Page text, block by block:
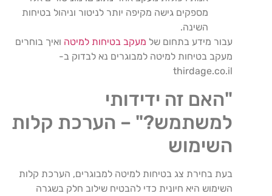
מספקים גישה מקיפה יותר לניטור וניהול בטיחות
השינה.
עבור מידע בתחום של מעקב בטיחות למיטה ואיך בוחרים
מעקב בטיחות למיטה למבוגרים נא לבדוק ב-
thirdage.co.il
"האם זה ידידותי
למשתמש?" – הערכת קלות
השימוש
בעת בחירת צג בטיחות למיטה למבוגרים, הערכת קלות
השימוש היא חיונית כדי להבטיח שילוב חלק בשגרה